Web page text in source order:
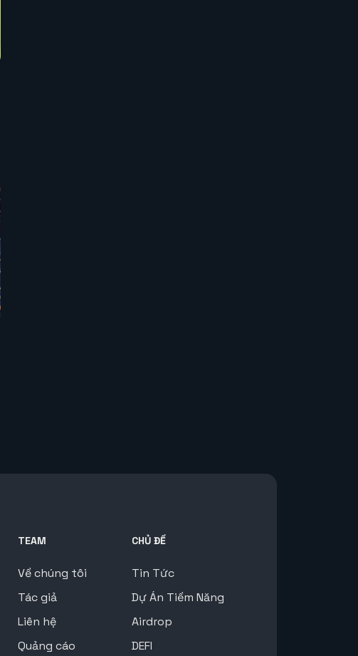
TEAM
Về chúng tôi
Tác giả
Liên hệ
Quảng cáo
CHỦ ĐỀ
Tin Tức
Dự Án Tiềm Năng
Airdrop
DEFI